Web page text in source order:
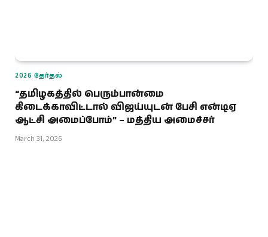
2026 தேர்தல்
“தமிழகத்தில் பெரும்பான்மை
கிடைக்காவிட்டால் விஜய்யுடன் பேசி என்டிஏ
ஆட்சி அமைப்போம்” – மத்திய அமைச்சர்
March 31, 2026